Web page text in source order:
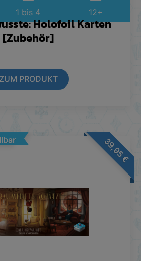
Holofoil Karten
[Zubehör]
ZUM PRODUKT
1 bis 4 12+
39,95
€